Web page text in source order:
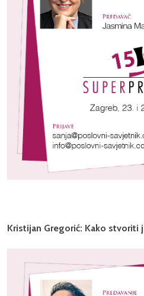
Kristijan Gregorić: Kako stvoriti